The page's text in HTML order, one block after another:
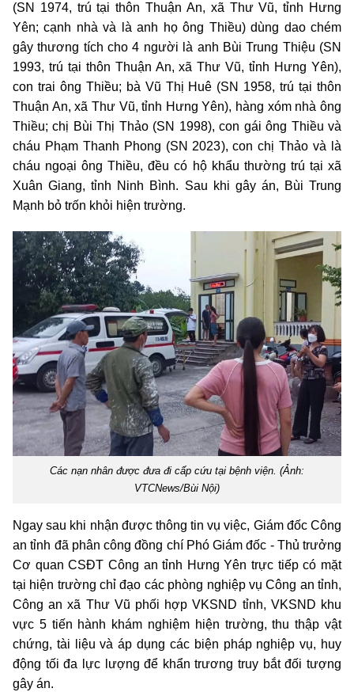
(SN 1974, trú tại thôn Thuận An, xã Thư Vũ, tỉnh Hưng
Yên; cạnh nhà và là anh họ ông Thiều) dùng dao chém
gây thương tích cho 4 người là anh Bùi Trung Thiệu (SN
1993, trú tại thôn Thuận An, xã Thư Vũ, tỉnh Hưng Yên),
con trai ông Thiều; bà Vũ Thị Huê (SN 1958, trú tại thôn
Thuận An, xã Thư Vũ, tỉnh Hưng Yên), hàng xóm nhà ông
Thiều; chị Bùi Thị Thảo (SN 1998), con gái ông Thiều và
cháu Phạm Thanh Phong (SN 2023), con chị Thảo và là
cháu ngoại ông Thiều, đều có hộ khẩu thường trú tại xã
Xuân Giang, tỉnh Ninh Bình. Sau khi gây án, Bùi Trung
Mạnh bỏ trốn khỏi hiện trường.
Các nạn nhân được đưa đi cấp cứu tại bệnh viện. (Ảnh:
VTCNews/Bùi Nội)
Ngay sau khi nhận được thông tin vụ việc, Giám đốc Công
an tỉnh đã phân công đồng chí Phó Giám đốc - Thủ trưởng
Cơ quan CSĐT Công an tỉnh Hưng Yên trực tiếp có mặt
tại hiện trường chỉ đạo các phòng nghiệp vụ Công an tỉnh,
Công an xã Thư Vũ phối hợp VKSND tỉnh, VKSND khu
vực 5 tiến hành khám nghiệm hiện trường, thu thập vật
chứng, tài liệu và áp dụng các biện pháp nghiệp vụ, huy
động tối đa lực lượng để khẩn trương truy bắt đối tượng
gây án.